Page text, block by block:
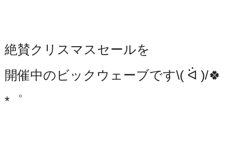
絶賛クリスマスセールを
開催中のビックウェーブです\( ᐛ )/🍀
*゜